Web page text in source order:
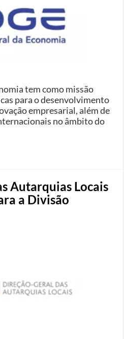
tem como missão
para o desenvolvimento
empresarial, além de
no âmbito do
Autarquias Locais
a Divisão